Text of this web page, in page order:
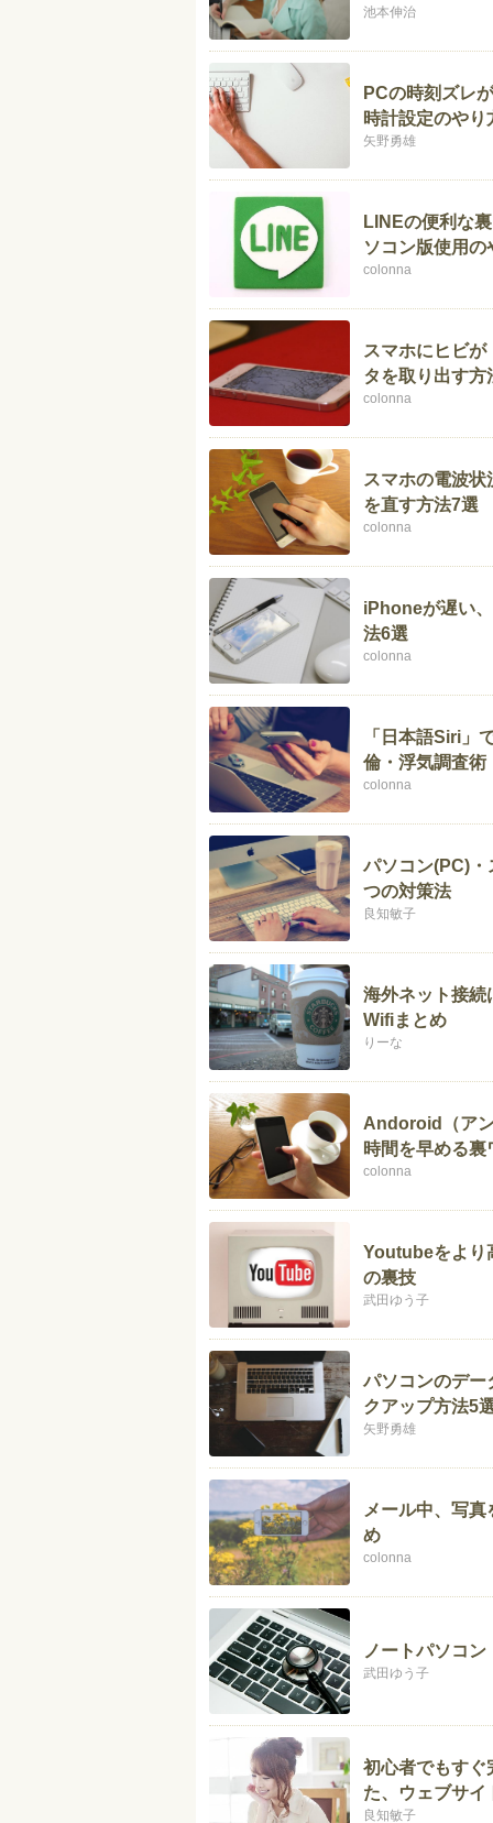
池本伸治
PCの時刻ズレ
時計設定のやり
矢野勇雄
LINEの便利な
ソコン版使用の
colonna
スマホにヒビ
タを取り出す方
colonna
スマホの電波
を直す方法7選
colonna
iPhoneが遅い
法6選
colonna
「日本語Siri」
倫・浮気調査術
colonna
パソコン(PC)
つの対策法
良知敏子
海外ネット接続
Wifiまとめ
りーな
Andoroid（ア
時間を早める裏
colonna
Youtubeをより
の裏技
武田ゆう子
パソコンのデー
クアップ方法5
矢野勇雄
メール中、写
め
colonna
ノートパソコ
武田ゆう子
初心者でもすぐ
た、ウェブサイ
良知敏子